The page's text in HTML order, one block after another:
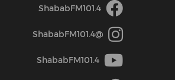
ShababFM101.4
@ShababFM101.4
ShababFM101.4